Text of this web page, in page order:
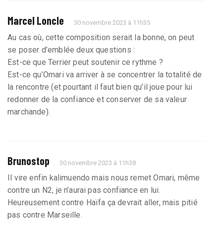
Marcel Loncle 30 novembre 2023 à 11h35
Au cas où, cette composition serait la bonne, on peut
se poser d’emblée deux questions :
Est-ce que Terrier peut soutenir ce rythme ?
Est-ce qu’Omari va arriver à se concentrer la totalité de
la rencontre (et pourtant il faut bien qu’il joue pour lui
redonner de la confiance et conserver de sa valeur
marchande).
Brunostop 30 novembre 2023 à 11h38
Il vire enfin kalimuendo mais nous remet Omari, même
contre un N2, je n’aurai pas confiance en lui.
Heureusement contre Haïfa ça devrait aller, mais pitié
pas contre Marseille.